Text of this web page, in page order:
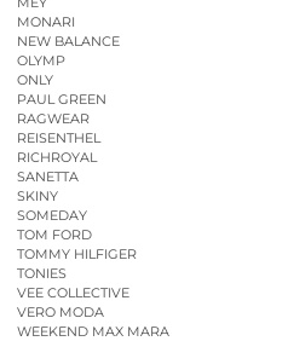
MONARI
NEW BALANCE
OLYMP
ONLY
PAUL GREEN
RAGWEAR
REISENTHEL
RICHROYAL
SANETTA
SKINY
SOMEDAY
TOM FORD
TOMMY HILFIGER
TONIES
VEE COLLECTIVE
VERO MODA
WEEKEND MAX MARA